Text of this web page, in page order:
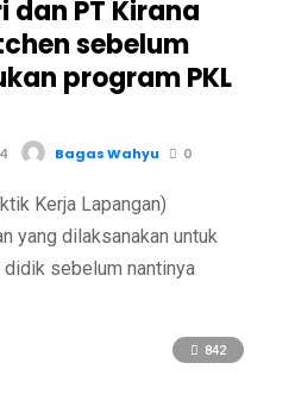
dan PT Kirana
sebelum
program PKL
Bagas Wahyu 0
Kerja Lapangan)
yang dilaksanakan untuk
sebelum nantinya
842